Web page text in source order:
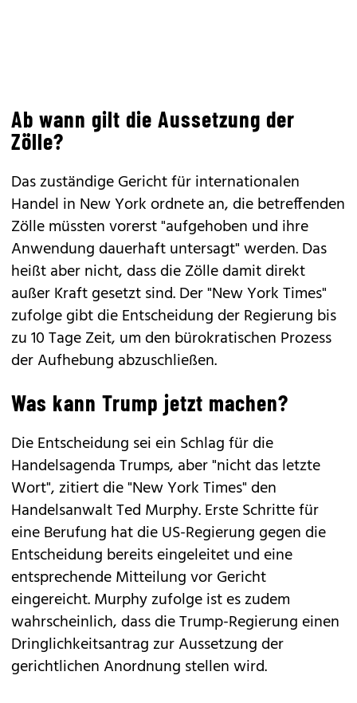
Ab wann gilt die Aussetzung der
Zölle?
Das zuständige Gericht für internationalen
Handel in New York ordnete an, die betreffenden
Zölle müssten vorerst "aufgehoben und ihre
Anwendung dauerhaft untersagt" werden. Das
heißt aber nicht, dass die Zölle damit direkt
außer Kraft gesetzt sind. Der "New York Times"
zufolge gibt die Entscheidung der Regierung bis
zu 10 Tage Zeit, um den bürokratischen Prozess
der Aufhebung abzuschließen.
Was kann Trump jetzt machen?
Die Entscheidung sei ein Schlag für die
Handelsagenda Trumps, aber "nicht das letzte
Wort", zitiert die "New York Times" den
Handelsanwalt Ted Murphy. Erste Schritte für
eine Berufung hat die US-Regierung gegen die
Entscheidung bereits eingeleitet und eine
entsprechende Mitteilung vor Gericht
eingereicht. Murphy zufolge ist es zudem
wahrscheinlich, dass die Trump-Regierung einen
Dringlichkeitsantrag zur Aussetzung der
gerichtlichen Anordnung stellen wird.